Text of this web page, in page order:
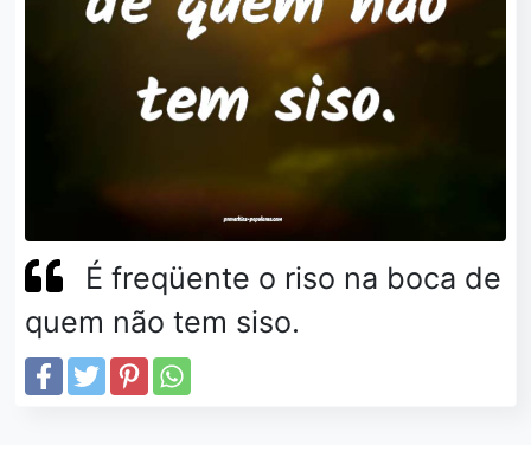
É freqüente o riso na boca de
quem não tem siso.